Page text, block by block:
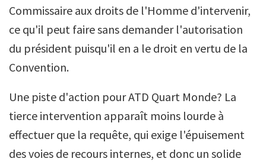
Commissaire aux droits de l'Homme d'intervenir,
ce qu'il peut faire sans demander l'autorisation
du président puisqu'il en a le droit en vertu de la
Convention.
Une piste d'action pour ATD Quart Monde? La
tierce intervention apparaît moins lourde à
effectuer que la requête, qui exige l'épuisement
des voies de recours internes, et donc un solide